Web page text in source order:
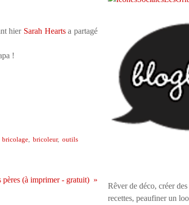
hier Sarah Heartsa partagé
!
bricolage, bricoleur, outils
pères (à imprimer - gratuit)
Rêver de déco, créer
recettes, peaufiner un